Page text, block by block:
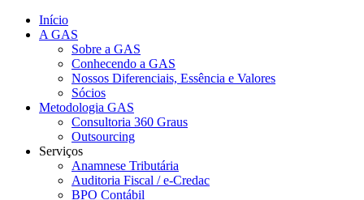
Início
A GAS
Sobre a GAS
Conhecendo a GAS
Nossos Diferenciais, Essência e Valores
Sócios
Metodologia GAS
Consultoria 360 Graus
Outsourcing
Serviços
Anamnese Tributária
Auditoria Fiscal / e-Credac
BPO Contábil